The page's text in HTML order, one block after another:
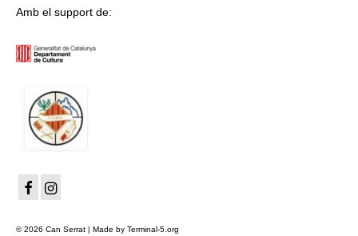
Amb el support de:
© 2026 Can Serrat | Made by Terminal-5.org